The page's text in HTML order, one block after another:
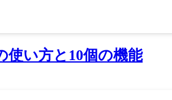
使い方と10個の機能